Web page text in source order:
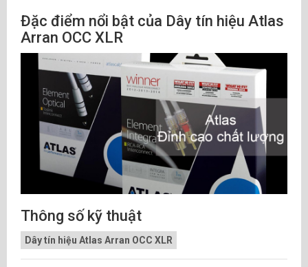
Đặc điểm nổi bật của Dây tín hiệu Atlas
Arran OCC XLR
Thông số kỹ thuật
Dây tín hiệu Atlas Arran OCC XLR